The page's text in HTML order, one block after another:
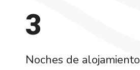
3
Noches de alojamiento